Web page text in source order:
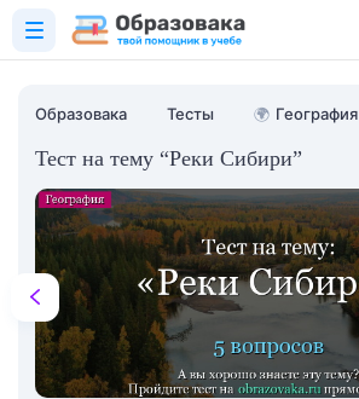
Образовака Тесты 🌍 География
Тест на тему “Реки Сибири”